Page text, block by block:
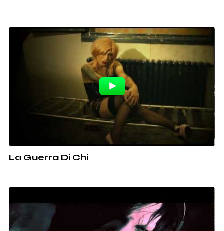
La Guerra Di Chi